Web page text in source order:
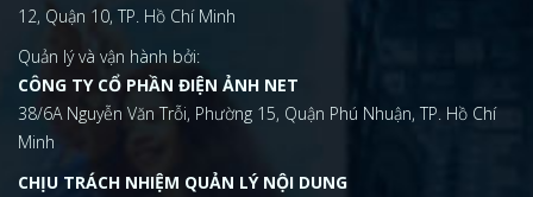
12, Quận 10, TP. Hồ Chí Minh
Quản lý và vận hành bởi:
CÔNG TY CỔ PHẦN ĐIỆN ẢNH NET
38/6A Nguyễn Văn Trỗi, Phường 15, Quận Phú Nhuận, TP. Hồ Chí
Minh
CHỊU TRÁCH NHIỆM QUẢN LÝ NỘI DUNG